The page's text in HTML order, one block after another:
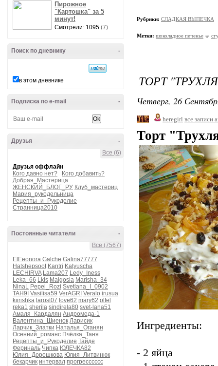
Пирожное
"Картошка" за 5
минут!
Смотрели: 1095 (7)
-
Поиск по дневнику
в этом дневнике
-
Подписка по e-mail
-
Друзья
Все (6)
Друзья оффлайн
Кого давно нет?
Кого добавить?
Добрая_Мастерица
ЖЕНСКИЙ_БЛОГ_РУ Клуб_мастериц
Мария_рукодельница
Рецепты_и_Рукоделие
Странница2010
-
Постоянные читатели
Все (7567)
ElEeonora Galche Galina77777
Hatshepsoot Kantri Katyuscha
LECHIRVA Lama207 Ledy_Iness
Leka_66 Lkis Malgosia Marisha_34
NinaL Pepel_Rozi Svetlana_I_0902
TAH9I Vasilisa59 VerAGRI Veralo irusua
kiirishka larost07 love62 mary62 olfel
reka1 sherila sindirela80 svet-lana51
Амаля_Кардалян Андромеда-1
Валентина_Шиенок Ларисик
Ларчик_Златки Наталья_Оганян
Осенний_романс Пчёлка_Таня
Рецепты_и_Рукоделие Тайде
Фериналь Чипка ЮЛЕЧКА82
Юлия_Дорошкова Юлия_Литвинюк
бекарчик интервал прогресссссс
Рубрики: СЛАДКАЯ ВЫПЕЧКА
Метки: шоколадное печенье
ТОРТ
Четверг, 26
heregirl все записи
Торт
Ингредиенты:
- 2 яйца